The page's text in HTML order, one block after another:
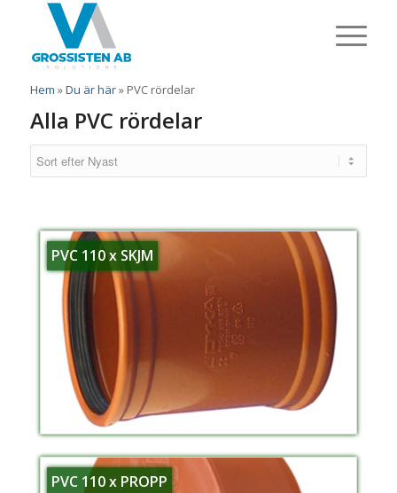
Hem »Du är här» PVC rördelar
Alla PVC rördelar
PVC 110 x SKJM
PVC 110 x PROPP